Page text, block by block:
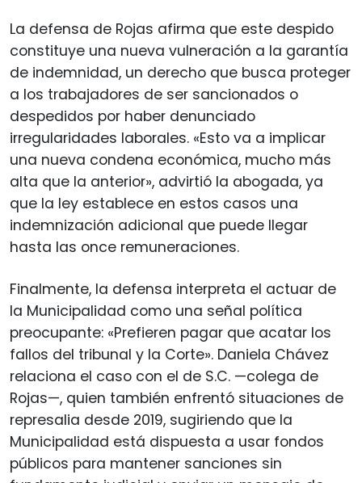
La defensa de Rojas afirma que este despido
constituye una nueva vulneración a la garantía
de indemnidad, un derecho que busca proteger
a los trabajadores de ser sancionados o
despedidos por haber denunciado
irregularidades laborales. «Esto va a implicar
una nueva condena económica, mucho más
alta que la anterior», advirtió la abogada, ya
que la ley establece en estos casos una
indemnización adicional que puede llegar
hasta las once remuneraciones.
Finalmente, la defensa interpreta el actuar de
la Municipalidad como una señal política
preocupante: «Prefieren pagar que acatar los
fallos del tribunal y la Corte». Daniela Chávez
relaciona el caso con el de S.C. —colega de
Rojas—, quien también enfrentó situaciones de
represalia desde 2019, sugiriendo que la
Municipalidad está dispuesta a usar fondos
públicos para mantener sanciones sin